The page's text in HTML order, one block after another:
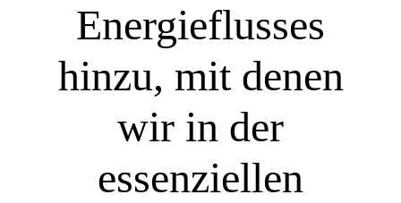
Energieflusses
hinzu, mit denen
wir in der
essenziellen